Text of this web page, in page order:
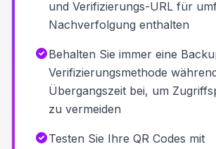
und Verifizierungs-URL für
Nachverfolgung enthalten
Behalten Sie immer eine
Verifizierungsmethode
Übergangszeit bei, um
zu vermeiden
Testen Sie Ihre QR Codes mit